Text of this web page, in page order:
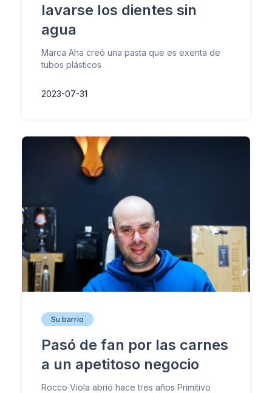
lavarse los dientes sin
agua
Marca Aha creó una pasta que es exenta de
tubos plásticos
2023-07-31
Su barrio
Pasó de fan por las carnes
a un apetitoso negocio
Rocco Viola abrió hace tres años Primitivo